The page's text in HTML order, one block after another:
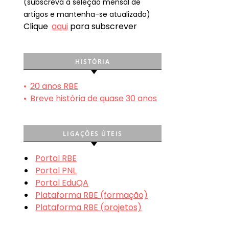
artigos e mantenha-se atualizado)
Clique aqui para subscrever
HISTÓRIA
• 20 anos RBE
• Breve história de quase 30 anos
LIGAÇÕES ÚTEIS
Portal RBE
Portal PNL
Portal EduQA
Plataforma RBE (formação)
Plataforma RBE (projetos)